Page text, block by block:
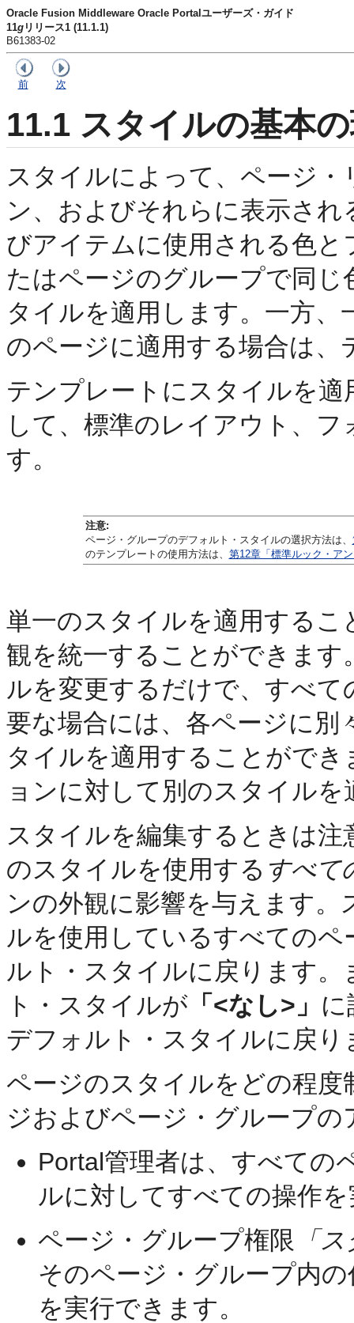
Oracle Fusion Middleware Oracle Portalユーザーズ・ガイド
11g リリース1 (11.1.1)
B61383-02
前 次
11.1 スタイルの基本
スタイルによって、ページ
ン、およびそれらに表示さ
びアイテムに使用される色
たはページのグループで同
タイルを適用します。一方、
のページに適用する場合は
テンプレートにスタイルを
して、標準のレイアウト、
す。
注意:
ページ・グループのデフォルト・スタイルの選択方法は、
のテンプレートの使用方法は、 第12章「標準ルック・ア
単一のスタイルを適用する
観を統一することができま
ルを変更するだけで、すべ
要な場合には、各ページに別
タイルを適用することがで
ョンに対して別のスタイル
スタイルを編集するときは
のスタイルを使用する すべて
ンの外観に影響を与えます
ルを使用しているすべての
ルト・スタイルに戻ります
ト・スタイルが 「<なし>」
デフォルト・スタイルに戻り
ページのスタイルをどの程
ジおよびページ・グループ
Portal管理者は、すべての
ルに対してすべての操作
ページ・グループ権限 「
そのページ・グループ内
を実行できます。